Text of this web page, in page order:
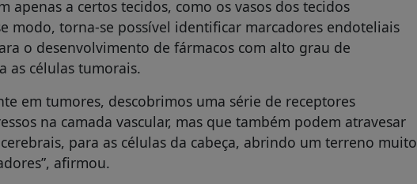
apenas a certos tecidos, como os vasos dos tecidos
modo, torna-se possível identificar marcadores endoteliais
o desenvolvimento de fármacos com alto grau de
as células tumorais.
em tumores, descobrimos uma série de receptores
na camada vascular, mas que também podem atravesar
para as células da cabeça, abrindo um terreno muito
afirmou.